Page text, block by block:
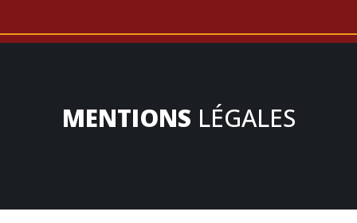
MENTIONS LÉGALES